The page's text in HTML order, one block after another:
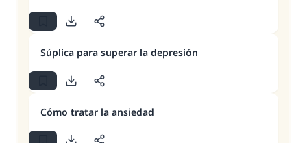
Súplica para superar la depresión
Cómo tratar la ansiedad